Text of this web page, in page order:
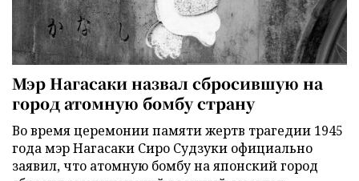
Мэр Нагасаки назвал сбросившую на
город атомную бомбу страну
Во время церемонии памяти жертв трагедии 1945
года мэр Нагасаки Сиро Судзуки официально
заявил, что атомную бомбу на японский город